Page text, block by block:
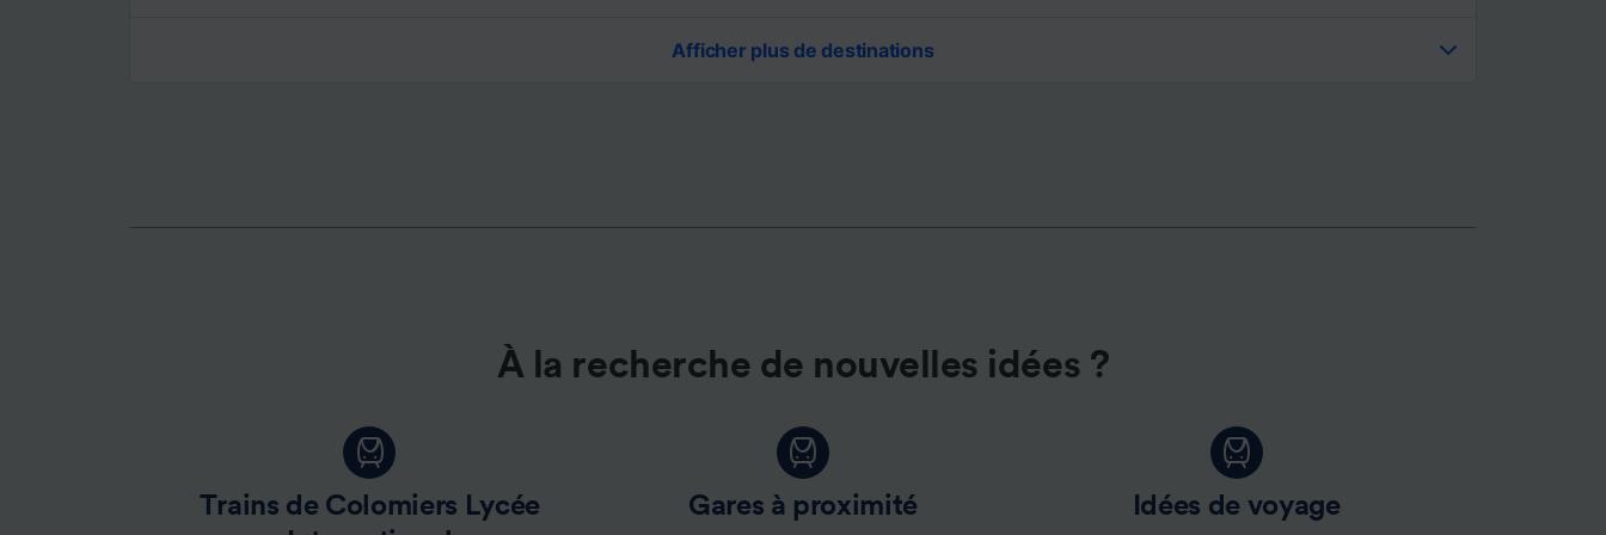
Afficher plus de destinations
À la recherche de nouvelles idées ?
Trains de Colomiers Lycée
Gares à proximité Idées de voyage